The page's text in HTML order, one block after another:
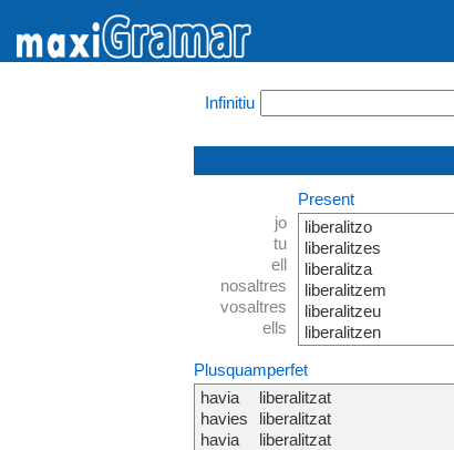
Infinitiu
jo
tu
ell
nosaltres
vosaltres
ells
Present
liberalitzo
liberalitzes
liberalitza
liberalitzem
liberalitzeu
liberalitzen
Plusquamperfet
havia
havies
havia
liberalitzat
liberalitzat
liberalitzat